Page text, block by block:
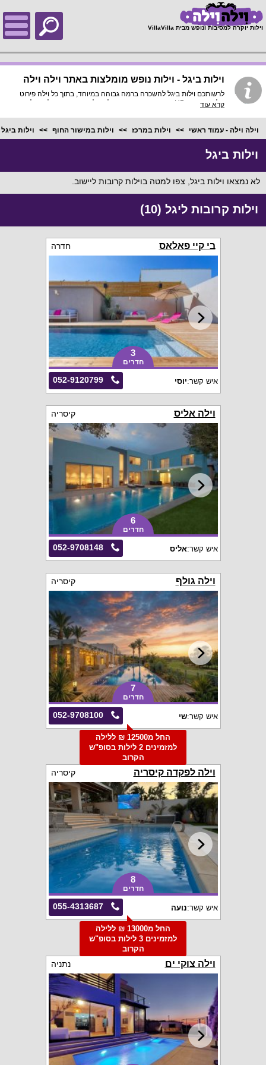
וילות יוקרה למסיבות ונופש מבית VillaVilla
וילות ביגל - וילות נופש מומלצות באתר וילה וילה
לרשותכם וילות ביגל להשכרה ברמה גבוהה במיוחד, בתוך כל וילה פירוט
מלא, תמונות HD והכי חשוב התאמה מלאה לסמארטפונים ולטאבלטים,
קרא עוד
וילה וילה - עמוד ראשי וילות במרכז וילות במישור החוף וילות ביגל
וילות ביגל
לא נמצאו וילות ביגל, צפו למטה בוילות קרובות ליישוב.
וילות קרובות ליגל (10)
בי קיי פאלאס חדרה
3
חדרים
052-9120799 איש קשר:יוסי
וילה אליס קיסריה
6
חדרים
052-9708148 איש קשר:אליס
וילה גולף קיסריה
7
חדרים
052-9708100 איש קשר:שי
החל מ12500 ₪ ללילה
למזמינים 2 לילות בסופ"ש
הקרוב
וילה לפקדה קיסריה קיסריה
8
חדרים
055-4313687 איש קשר:נועה
החל מ13000 ₪ ללילה
למזמינים 3 לילות בסופ"ש
הקרוב
וילה צוקי ים נתניה